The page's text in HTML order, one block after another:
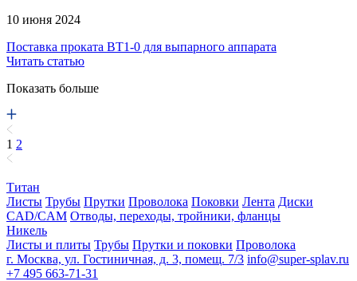
10 июня 2024
Поставка проката ВТ1-0 для выпарного аппарата
Читать статью
Показать больше
1 2
Титан
Листы Трубы Прутки Проволока Поковки Лента Диски
CAD/CAM Отводы, переходы, тройники, фланцы
Никель
Листы и плиты Трубы Прутки и поковки Проволока
г. Москва, ул. Гостиничная, д. 3, помещ. 7/3 info@super-splav.ru
+7 495 663-71-31